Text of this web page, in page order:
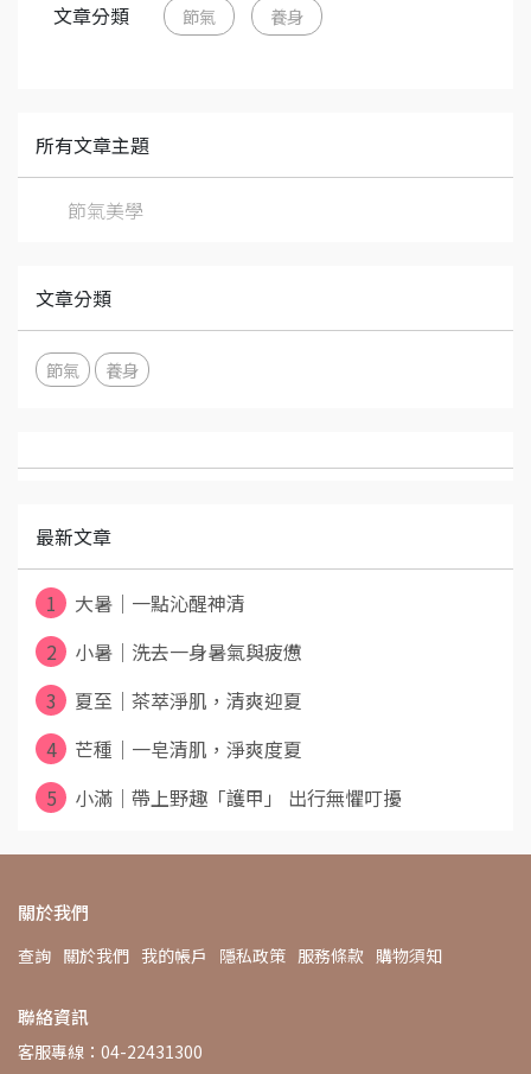
文章分類 節氣 養身
所有文章主題
節氣美學
文章分類
節氣 養身
最新文章
1
大暑｜一點沁醒神清
2
小暑｜洗去一身暑氣與疲憊
3
夏至｜茶萃淨肌，清爽迎夏
4
芒種｜一皂清肌，淨爽度夏
5
小滿｜帶上野趣「護甲」 出行無懼叮擾
關於我們
查詢 關於我們 我的帳戶 隱私政策 服務條款 購物須知
聯絡資訊
客服專線：04-22431300